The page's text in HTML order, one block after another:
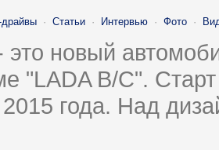
драйвы · Статьи · Интервью · Фото ·
это новый
"LADA B/C".
года. Над